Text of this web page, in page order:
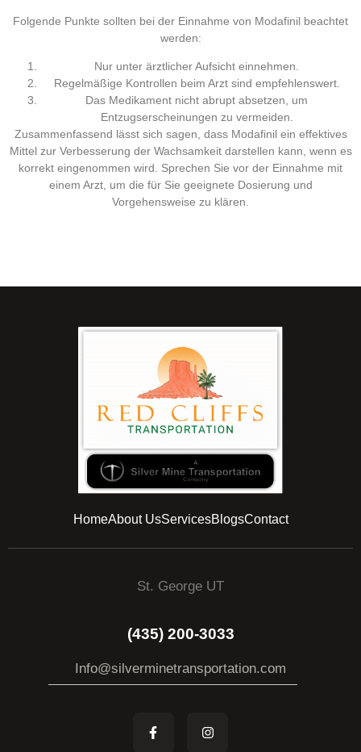
Folgende Punkte sollten bei der Einnahme von Modafinil beachtet
werden:
Nur unter ärztlicher Aufsicht einnehmen.
Regelmäßige Kontrollen beim Arzt sind empfehlenswert.
Das Medikament nicht abrupt absetzen, um
Entzugserscheinungen zu vermeiden.
Zusammenfassend lässt sich sagen, dass Modafinil ein effektives
Mittel zur Verbesserung der Wachsamkeit darstellen kann, wenn es
korrekt eingenommen wird. Sprechen Sie vor der Einnahme mit
einem Arzt, um die für Sie geeignete Dosierung und
Vorgehensweise zu klären.
HomeAbout UsServicesBlogsContact
St. George UT
(435) 200-3033
Info@silverminetransportation.com